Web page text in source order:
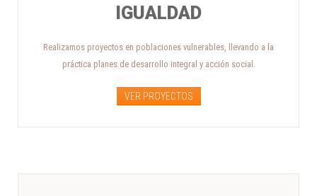
IGUALDAD
Realizamos proyectos en poblaciones vulnerables, llevando a la
práctica planes de desarrollo integral y acción social.
VER PROYECTOS